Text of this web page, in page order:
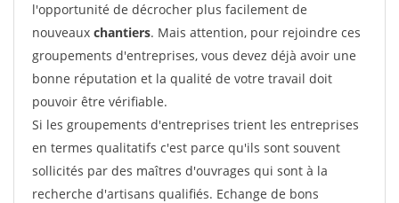
l'opportunité de décrocher plus facilement de
nouveaux chantiers. Mais attention, pour rejoindre ces
groupements d'entreprises, vous devez déjà avoir une
bonne réputation et la qualité de votre travail doit
pouvoir être vérifiable.
Si les groupements d'entreprises trient les entreprises
en termes qualitatifs c'est parce qu'ils sont souvent
sollicités par des maîtres d'ouvrages qui sont à la
recherche d'artisans qualifiés. Echange de bons